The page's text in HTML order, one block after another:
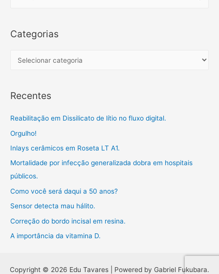
r
r
Categorias
e
o
r
i
a
s
Recentes
Reabilitação em Dissilicato de lítio no fluxo digital.
Orgulho!
Inlays cerâmicos em Roseta LT A1.
Mortalidade por infecção generalizada dobra em hospitais
públicos.
Como você será daqui a 50 anos?
Sensor detecta mau hálito.
Correção do bordo incisal em resina.
A importância da vitamina D.
Copyright © 2026 Edu Tavares | Powered by Gabriel Fukubara.